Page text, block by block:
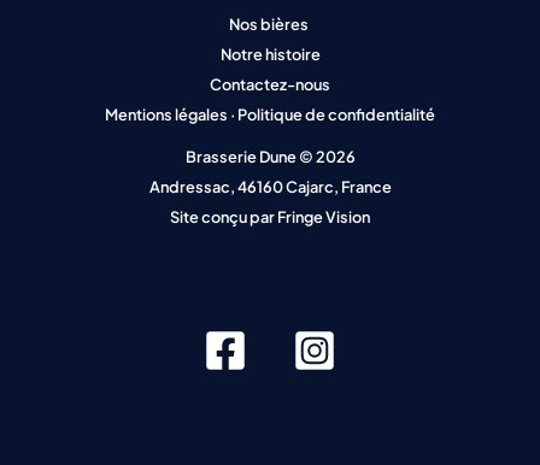
Nos bières
Notre histoire
Contactez-nous
Mentions légales · Politique de confidentialité
Brasserie Dune © 2026
Andressac, 46160 Cajarc, France
Site conçu parFringe Vision